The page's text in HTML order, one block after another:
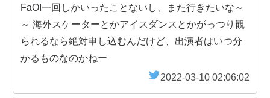
FaOI一回しかいったことないし、また行きたいな～
～ 海外スケーターとかアイスダンスとかがっつり観
られるなら絶対申し込むんだけど、出演者はいつ分
かるものなのかねー
2022-03-10 02:06:02